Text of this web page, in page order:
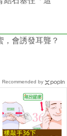
，會誘發耳聾？
Recommended by